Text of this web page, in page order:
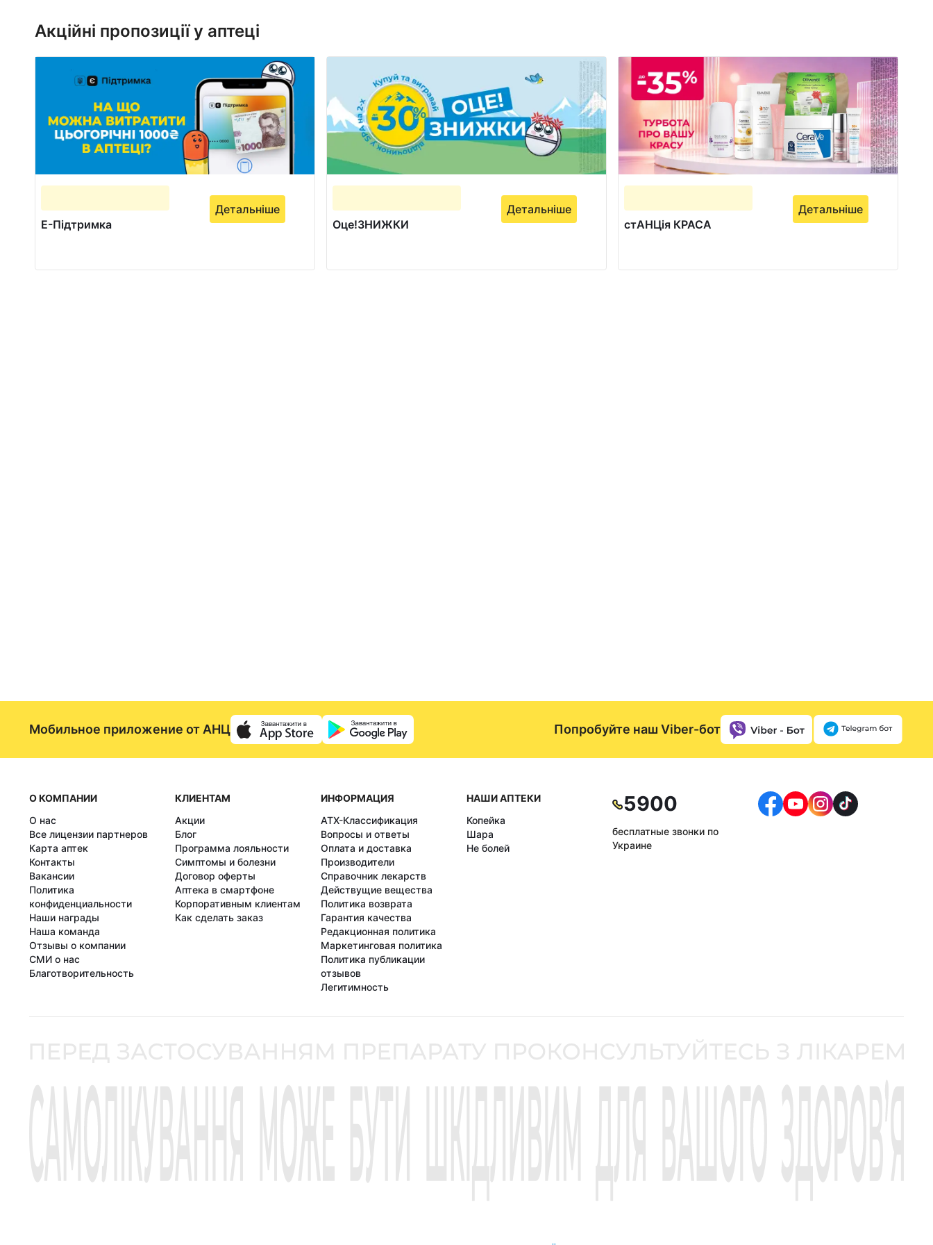
Акційні пропозиції у аптеці
Е-Підтримка
Детальніше
Оце!ЗНИЖКИ
Детальніше
стАНЦія КРАСА
Детальніше
Мобильное приложение от АНЦ Попробуйте наш Viber-бот
О КОМПАНИИ
О нас
Все лицензии партнеров
Карта аптек
Контакты
Вакансии
Политика
конфиденциальности
Наши награды
Наша команда
Отзывы о компании
СМИ о нас
Благотворительность
КЛИЕНТАМ
Акции
Блог
Программа лояльности
Симптомы и болезни
Договор оферты
Аптека в смартфоне
Корпоративным клиентам
Как сделать заказ
ИНФОРМАЦИЯ
АТХ-Классификация
Вопросы и ответы
Оплата и доставка
Производители
Справочник лекарств
Действущие вещества
Политика возврата
Гарантия качества
Редакционная политика
Маркетинговая политика
Политика публикации
отзывов
Легитимность
НАШИ АПТЕКИ
Копейка
Шара
Не болей
5900
бесплатные звонки по
Украине